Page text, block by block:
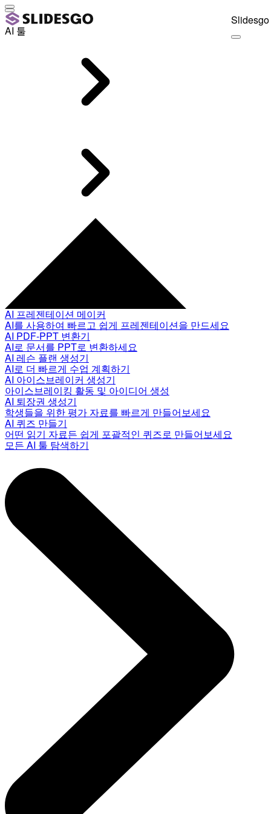
AI 툴
AI 프레젠테이션 메이커
AI를 사용하여 빠르고 쉽게 프레젠테이션을 만드세요
AI PDF-PPT 변환기
AI로 문서를 PPT로 변환하세요
AI 레슨 플랜 생성기
AI로 더 빠르게 수업 계획하기
AI 아이스브레이커 생성기
아이스브레이킹 활동 및 아이디어 생성
AI 퇴장권 생성기
학생들을 위한 평가 자료를 빠르게 만들어보세요
AI 퀴즈 만들기
어떤 읽기 자료든 쉽게 포괄적인 퀴즈로 만들어보세요
모든 AI 툴 탐색하기